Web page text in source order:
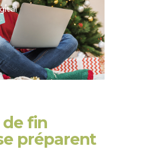
de fin
préparent